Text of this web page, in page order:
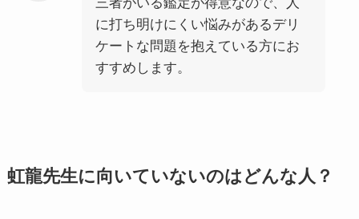
に打ち明けにくい悩みがあるデリ
ケートな問題を抱えている方にお
すすめします。
虹龍先生に向いていないのはどんな人？